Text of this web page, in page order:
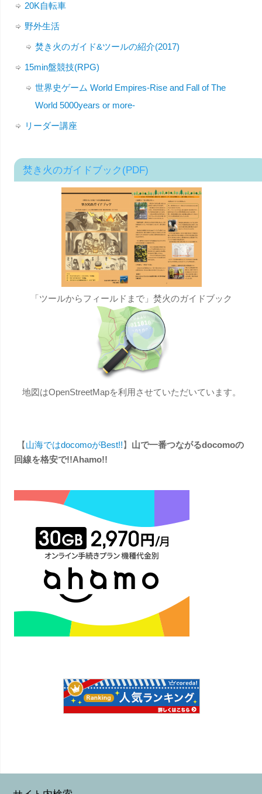
20K自転車
野外生活
焚き火のガイド&ツールの紹介(2017)
15min盤競技(RPG)
世界史ゲーム World Empires-Rise and Fall of The
World 5000years or more-
リーダー講座
焚き火のガイドブック(PDF)
「ツールからフィールドまで」焚火のガイドブック
地図はOpenStreetMapを利用させていただいています。
【山海ではdocomoがBest!!】 山で一番つながるdocomoの
回線を格安で!!Ahamo!!